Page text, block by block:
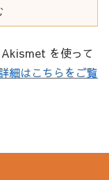
を使って
細はこちらをご覧